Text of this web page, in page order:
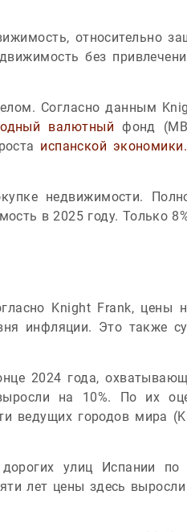
относительно
без
Согласно данным
валютный фонд
испанской экономики.
недвижимости.
в 2025 году. Только
Knight Frank, цены
инфляции. Это также
2024 года,
на 10%. По их
ведущих городов мира
улиц Испании по
лет цены здесь